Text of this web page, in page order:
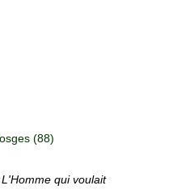
(88)
L'Homme qui voulait